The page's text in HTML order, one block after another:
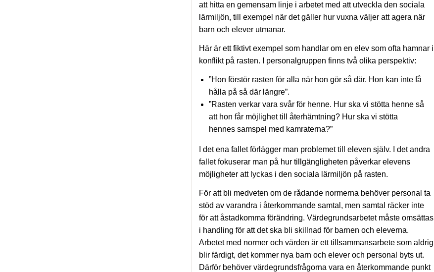
att hitta en gemensam linje i arbetet med att utveckla den sociala
lärmiljön, till exempel när det gäller hur vuxna väljer att agera när
barn och elever utmanar.
Här är ett fiktivt exempel som handlar om en elev som ofta hamnar i
konflikt på rasten. I personalgruppen finns två olika perspektiv:
”Hon förstör rasten för alla när hon gör så där. Hon kan inte få
hålla på så där längre”.
”Rasten verkar vara svår för henne. Hur ska vi stötta henne så
att hon får möjlighet till återhämtning? Hur ska vi stötta
hennes samspel med kamraterna?”
I det ena fallet förlägger man problemet till eleven själv. I det andra
fallet fokuserar man på hur tillgängligheten påverkar elevens
möjligheter att lyckas i den sociala lärmiljön på rasten.
För att bli medveten om de rådande normerna behöver personal ta
stöd av varandra i återkommande samtal, men samtal räcker inte
för att åstadkomma förändring. Värdegrundsarbetet måste omsättas
i handling för att det ska bli skillnad för barnen och eleverna.
Arbetet med normer och värden är ett tillsammansarbete som aldrig
blir färdigt, det kommer nya barn och elever och personal byts ut.
Därför behöver värdegrundsfrågorna vara en återkommande punkt